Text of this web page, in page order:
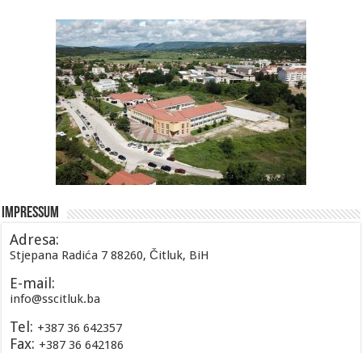
Impressum
Adresa:
Stjepana Radića 7 88260, Čitluk, BiH
E-mail:
info@sscitluk.ba
Tel: +387 36 642357
Fax: +387 36 642186